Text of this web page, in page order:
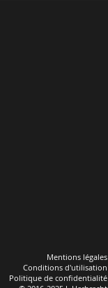
Mentions légales
Conditions d'utilisation
Politique de confidentialité